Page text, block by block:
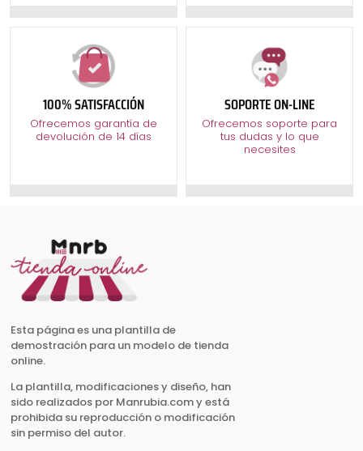
producto
100% SATISFACCIÓN
Ofrecemos garantía de
devolución de 14 días
SOPORTE ON-LINE
Ofrecemos soporte para
tus dudas y lo que
necesites
Esta página es una plantilla de
demostración para un modelo de tienda
online.
La plantilla, modificaciones y diseño, han
sido realizados por Manrubia.com y está
prohibida su reproducción o modificación
sin permiso del autor.